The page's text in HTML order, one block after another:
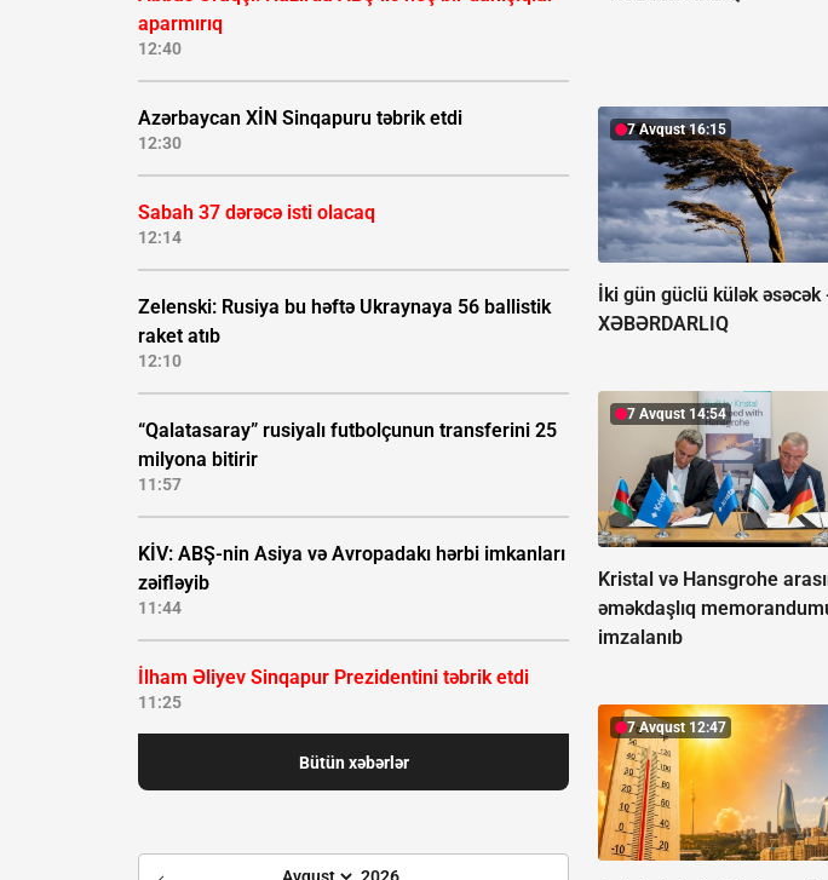
aparmırıq
12:40
Azərbaycan XİN Sinqapuru təbrik etdi
12:30
Sabah 37 dərəcə isti olacaq
12:14
Zelenski: Rusiya bu həftə Ukraynaya 56 ballistik
raket atıb
12:10
“Qalatasaray” rusiyalı futbolçunun transferini 25
milyona bitirir
11:57
KİV: ABŞ-nin Asiya və Avropadakı hərbi imkanları
zəifləyib
11:44
İlham Əliyev Sinqapur Prezidentini təbrik etdi
11:25
Bütün xəbərlər
7 Avqust 16:15
İki gün güclü külək əsəcək
XƏBƏRDARLIQ
7 Avqust 14:54
Kristal və Hansgrohe
əməkdaşlıq
imzalanıb
7 Avqust 12:47